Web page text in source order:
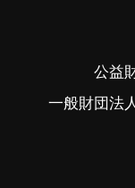
公益
一般財団法